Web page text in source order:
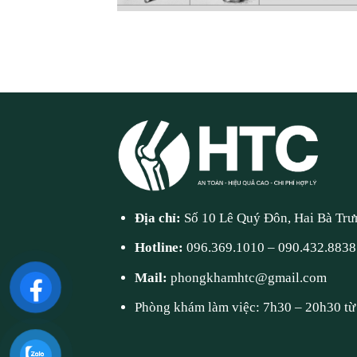
Địa chỉ: Số 10 Lê Quý Đôn, Hai Bà
Hotline:096.369.1010 –090.432.8838
Mail:phongkhamhtc@gmail.com
Phòng khám làm việc: 7h30 – 20h30